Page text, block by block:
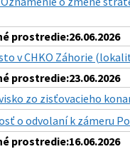
prostredie:26.06.2026
v CHKO Záhorie
prostredie:23.06.2026
zo zisťovacieho
o odvolaní k zámeru
prostredie:16.06.2026